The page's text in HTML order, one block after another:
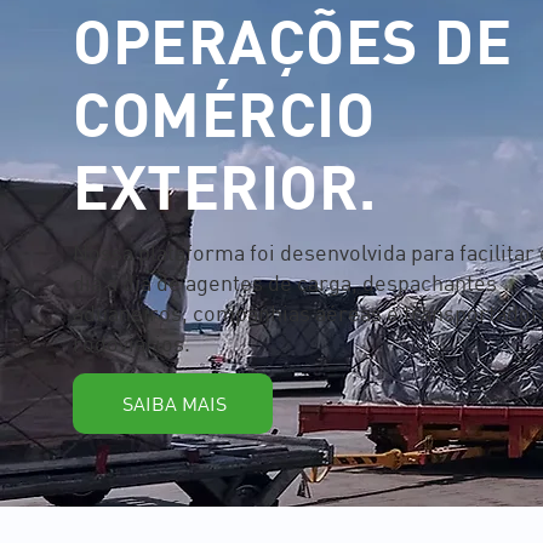
OPERAÇÕES DE
COMÉRCIO
EXTERIOR.
Nossa plataforma foi desenvolvida para facilitar
dia a dia de agentes de carga, despachantes
aduaneiros, companhias aéreas e
rodoviários.
SAIBA MAIS